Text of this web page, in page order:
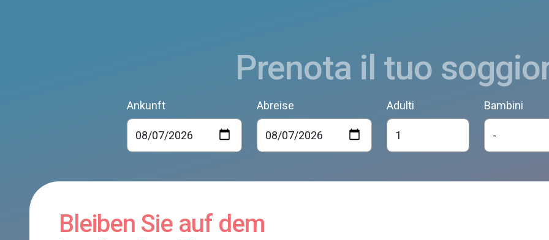
Prenota il tuo
Ankunft Abreise Adulti Bambini
Bleiben Sie auf dem